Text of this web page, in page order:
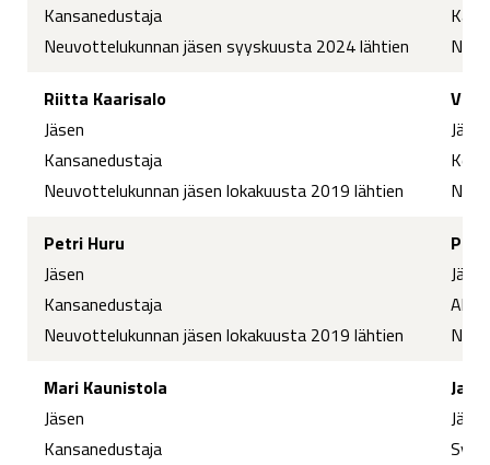
Kansanedustaja
Neuvottelukunnan jäsen syyskuusta 2024 lähtien
Riitta Kaarisalo
Jäsen
Kansanedustaja
Neuvottelukunnan jäsen lokakuusta 2019 lähtien
Jäsen
Petri Huru
Jäsen
Kansanedustaja
Neuvottelukunnan jäsen lokakuusta 2019 lähtien
Jäsen
Mari Kaunistola
Jäsen
Kansanedustaja
Jan
Jäsen